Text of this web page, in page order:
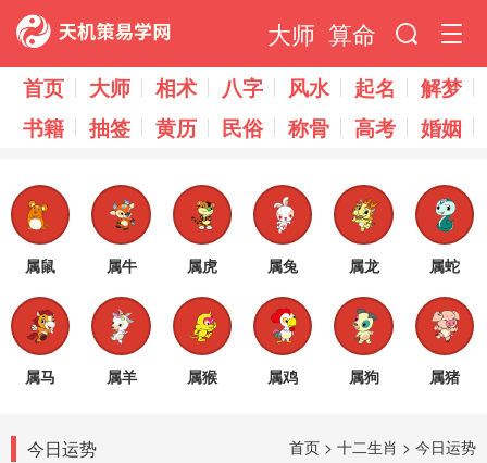
大师 算命
首页 大师 相术 八字 风水 起名
解梦
书籍
抽签 黄历 民俗 称骨 高考 婚姻
属鼠 属牛 属虎 属兔 属龙 属蛇
属马 属羊 属猴 属鸡 属狗 属猪
今日运势 首页 > 十二生肖 > 今日运势